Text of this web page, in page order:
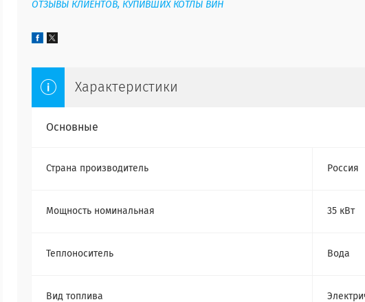
ОТЗЫВЫ КЛИЕНТОВ, КУПИВШИХ КОТЛЫ ВИН
Характеристики
Основные
Страна производитель Россия
Мощность номинальная 35 кВт
Теплоноситель Вода
Вид топлива